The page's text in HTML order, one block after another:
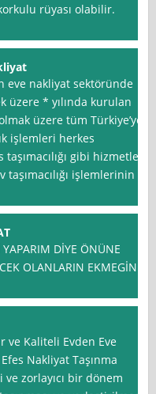
rüyası olabilir.
eve nakliyat sektöründe
üzere * yılında kurulan
üzere tüm Türkiye’ye
işlemleri herkes
gibi hizmetler
işlemlerinin
DİYE ÖNÜNE
OLANLARIN EKMEGİNE
ve Kaliteli Evden Eve
Nakliyat Taşınma
zorlayıcı bir dönem